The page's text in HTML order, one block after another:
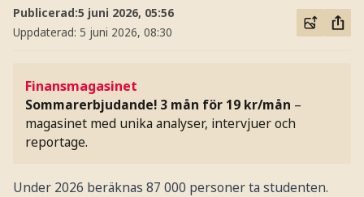
Publicerad:5 juni 2026, 05:56
Uppdaterad: 5 juni 2026, 08:30
Finansmagasinet
Sommarerbjudande! 3 mån för 19 kr/mån –
magasinet med unika analyser, intervjuer och
reportage.
Under 2026 beräknas 87 000 personer ta studenten.